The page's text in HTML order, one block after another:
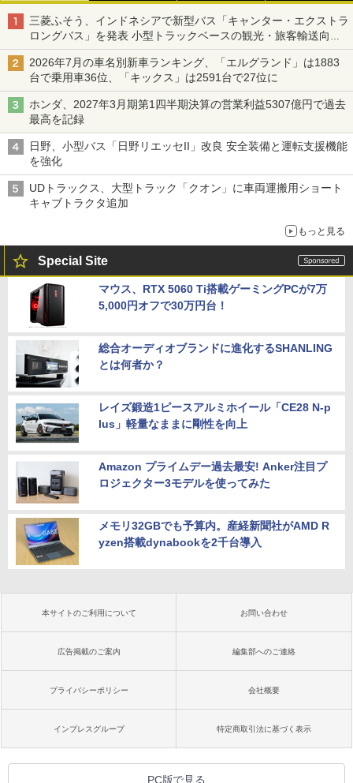
三菱ふそう、インドネシアで新型バス「キャンター・エクストラ
ロングバス」を発表 小型トラックベースの観光・旅客輸送向け
バス
2026年7月の車名別新車ランキング、「エルグランド」は1883
台で乗用車36位、「キックス」は2591台で27位に
ホンダ、2027年3月期第1四半期決算の営業利益5307億円で過去
最高を記録
日野、小型バス「日野リエッセII」改良 安全装備と運転支援機能
を強化
UDトラックス、大型トラック「クオン」に車両運搬用ショート
キャブトラクタ追加
もっと見る
Special Site
マウス、RTX 5060 Ti搭載ゲーミングPCが7万
5,000円オフで30万円台！
総合オーディオブランドに進化するSHANLING
とは何者か？
レイズ鍛造1ピースアルミホイール「CE28 N-p
lus」軽量なままに剛性を向上
Amazon プライムデー過去最安! Anker注目プ
ロジェクター3モデルを使ってみた
メモリ32GBでも予算内。産経新聞社がAMD R
yzen搭載dynabookを2千台導入
本サイトのご利用について お問い合わせ
広告掲載のご案内 編集部へのご連絡
プライバシーポリシー 会社概要
インプレスグループ 特定商取引法に基づく表示
PC版で見る